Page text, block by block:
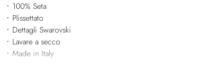
100% Seta
Plissettato
Dettagli Swarovski
Lavare a secco
Made in Italy